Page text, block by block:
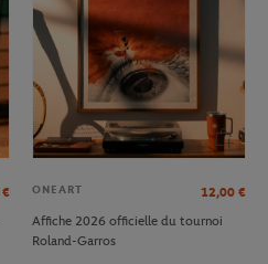
€
ONEART 12,00 €
Affiche 2026 officielle du tournoi
Roland-Garros